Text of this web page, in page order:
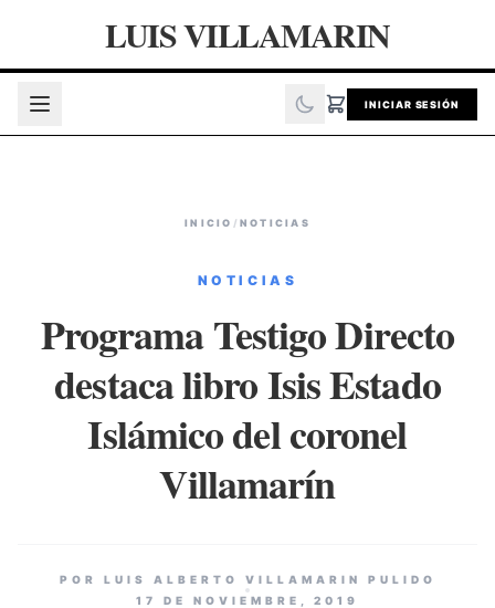
LUIS VILLAMARIN
INICIAR SESIÓN
INICIO / NOTICIAS
NOTICIAS
Programa Testigo Directo
destaca libro Isis Estado
Islámico del coronel
Villamarín
POR LUIS ALBERTO VILLAMARIN PULIDO
17 DE NOVIEMBRE, 2019